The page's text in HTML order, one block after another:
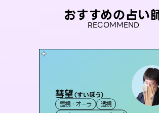
おすすめの占い
RECOMMEND
彗望（すいぼう）
霊視・オーラ
透視
桃源珠羽（とうげんみう）
霊視・オーラ タロット
未来視師＊花
霊視・オーラ
アイリス -iris-
セラピスト理恵